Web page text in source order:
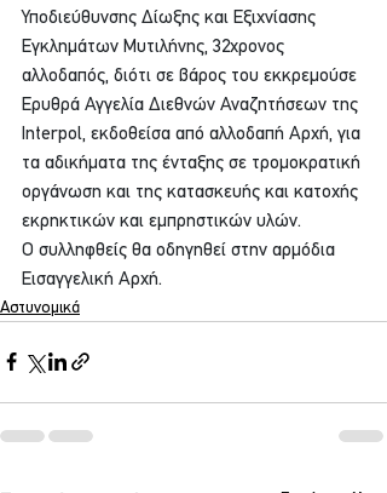
Υποδιεύθυνσης Δίωξης και Εξιχνίασης
Εγκλημάτων Μυτιλήνης, 32χρονος
αλλοδαπός, διότι σε βάρος του εκκρεμούσε
Ερυθρά Αγγελία Διεθνών Αναζητήσεων της
Interpol, εκδοθείσα από αλλοδαπή Αρχή, για
τα αδικήματα της ένταξης σε τρομοκρατική
οργάνωση και της κατασκευής και κατοχής
εκρηκτικών και εμπρηστικών υλών.
Ο συλληφθείς θα οδηγηθεί στην αρμόδια
Εισαγγελική Αρχή.
Αστυνομικά